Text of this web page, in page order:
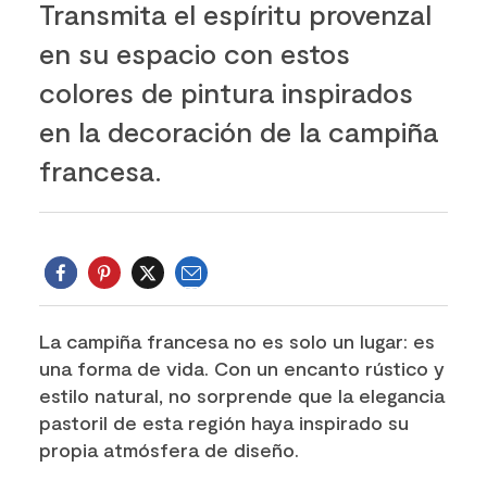
Transmita el espíritu provenzal
en su espacio con estos
colores de pintura inspirados
en la decoración de la campiña
francesa.
Twitter
E-
mail
La campiña francesa no es solo un lugar: es
una forma de vida. Con un encanto rústico y
estilo natural, no sorprende que la elegancia
pastoril de esta región haya inspirado su
propia atmósfera de diseño.